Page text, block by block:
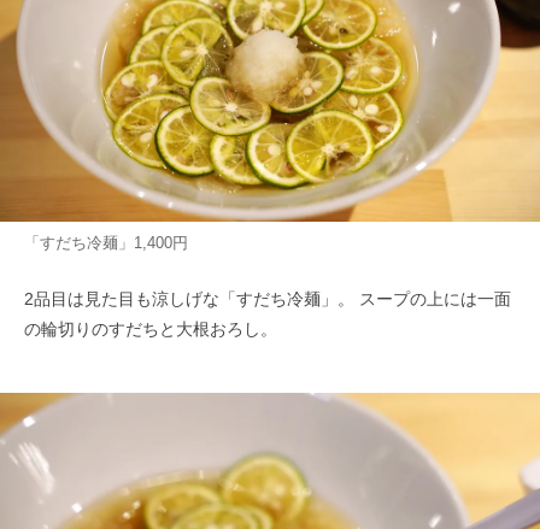
「すだち冷麺」1,400円
2品目は見た目も涼しげな「すだち冷麺」。 スープの上には一面
の輪切りのすだちと大根おろし。